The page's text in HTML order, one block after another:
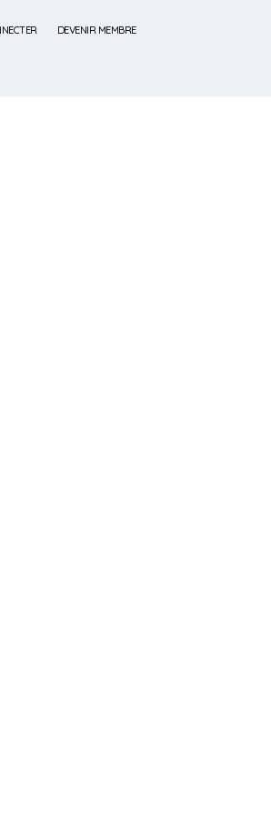
DEVENIR MEMBRE